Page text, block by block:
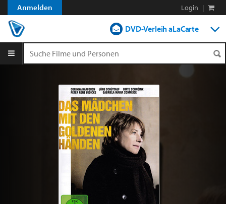
Anmelden Login |
DVD-Verleih aLaCarte
Shop
Blog